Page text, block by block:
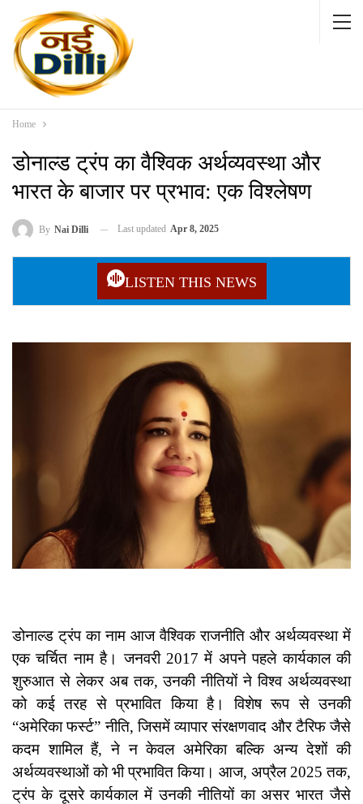
Home
डोनाल्ड ट्रंप का वैश्विक अर्थव्यवस्था और
भारत के बाजार पर प्रभाव: एक विश्लेषण
By Nai Dilli Last updated Apr 8, 2025
LISTEN THIS NEWS
डोनाल्ड ट्रंप का नाम आज वैश्विक राजनीति और अर्थव्यवस्था में
एक चर्चित नाम है। जनवरी 2017 में अपने पहले कार्यकाल की
शुरुआत से लेकर अब तक, उनकी नीतियों ने विश्व अर्थव्यवस्था
को कई तरह से प्रभावित किया है। विशेष रूप से उनकी
“अमेरिका फर्स्ट” नीति, जिसमें व्यापार संरक्षणवाद और टैरिफ जैसे
कदम शामिल हैं, ने न केवल अमेरिका बल्कि अन्य देशों की
अर्थव्यवस्थाओं को भी प्रभावित किया। आज, अप्रैल 2025 तक,
ट्रंप के दूसरे कार्यकाल में उनकी नीतियों का असर भारत जैसे